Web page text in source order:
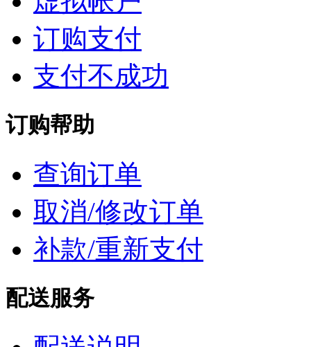
订购支付
支付不成功
订购帮助
查询订单
取消/修改订单
补款/重新支付
配送服务